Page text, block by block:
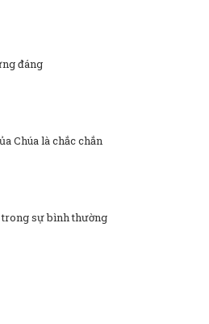
đáng
Chúa là chắc chắn
sự bình thường